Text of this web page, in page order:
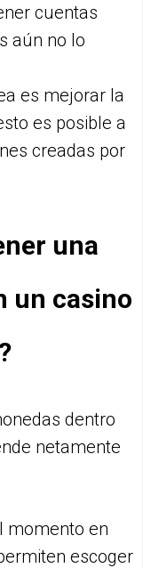
cuentas
aún no lo
es mejorar la
es posible a
creadas por
una
un casino
dentro
netamente
momento en
escoger